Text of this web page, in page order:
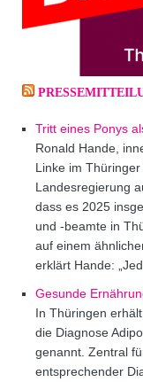
Tritt eines Ponys
Ronald Hande,
Linke im
Landesregierung
dass es 2025
und -beamte in
auf einem
erklärt Hande:
Gesunde
In Thüringen
die Diagnose
genannt. Zentral
entsprechender